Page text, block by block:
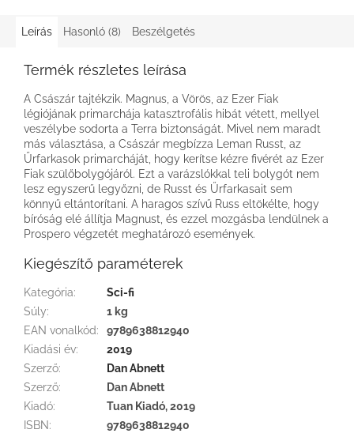
Leírás Hasonló (8) Beszélgetés
Termék részletes leírása
A Császár tajtékzik. Magnus, a Vörös, az Ezer Fiak
légiójának primarchája katasztrofális hibát vétett, mellyel
veszélybe sodorta a Terra biztonságát. Mivel nem maradt
más választása, a Császár megbízza Leman Russt, az
Űrfarkasok primarcháját, hogy kerítse kézre fivérét az Ezer
Fiak szülőbolygójáról. Ezt a varázslókkal teli bolygót nem
lesz egyszerű legyőzni, de Russt és Űrfarkasait sem
könnyű eltántorítani. A haragos szívű Russ eltökélte, hogy
bíróság elé állítja Magnust, és ezzel mozgásba lendülnek a
Prospero végzetét meghatározó események.
Kiegészítő paraméterek
Kategória:
Sci-fi
Súly:
1 kg
EAN vonalkód:
9789638812940
Kiadási év:
2019
Szerző:
Dan Abnett
Szerző:
Dan Abnett
Kiadó:
Tuan Kiadó, 2019
ISBN:
9789638812940